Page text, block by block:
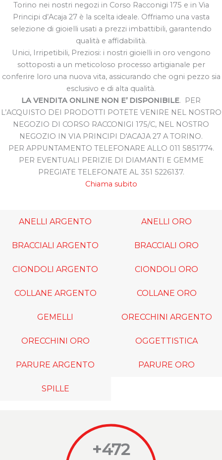
Torino nei nostri negozi in Corso Racconigi 175 e in Via
Principi d’Acaja 27 è la scelta ideale. Offriamo una vasta
selezione di gioielli usati a prezzi imbattibili, garantendo
qualità e affidabilità.
Unici, Irripetibili, Preziosi: i nostri gioielli in oro vengono
sottoposti a un meticoloso processo artigianale per
conferire loro una nuova vita, assicurando che ogni pezzo sia
esclusivo e di alta qualità.
LA VENDITA ONLINE NON E’ DISPONIBILE. PER
L’ACQUISTO DEI PRODOTTI POTETE VENIRE NEL NOSTRO
NEGOZIO DI CORSO RACCONIGI 175/C, NEL NOSTRO
NEGOZIO IN VIA PRINCIPI D'ACAJA 27 A TORINO.
PER APPUNTAMENTO TELEFONARE ALLO 011 5851774.
PER EVENTUALI PERIZIE DI DIAMANTI E GEMME
PREGIATE TELEFONATE AL 351 5226137.
Chiama subito
ANELLI ARGENTO ANELLI ORO
BRACCIALI ARGENTO BRACCIALI ORO
CIONDOLI ARGENTO CIONDOLI ORO
COLLANE ARGENTO COLLANE ORO
GEMELLI ORECCHINI ARGENTO
ORECCHINI ORO OGGETTISTICA
PARURE ARGENTO PARURE ORO
SPILLE
+472